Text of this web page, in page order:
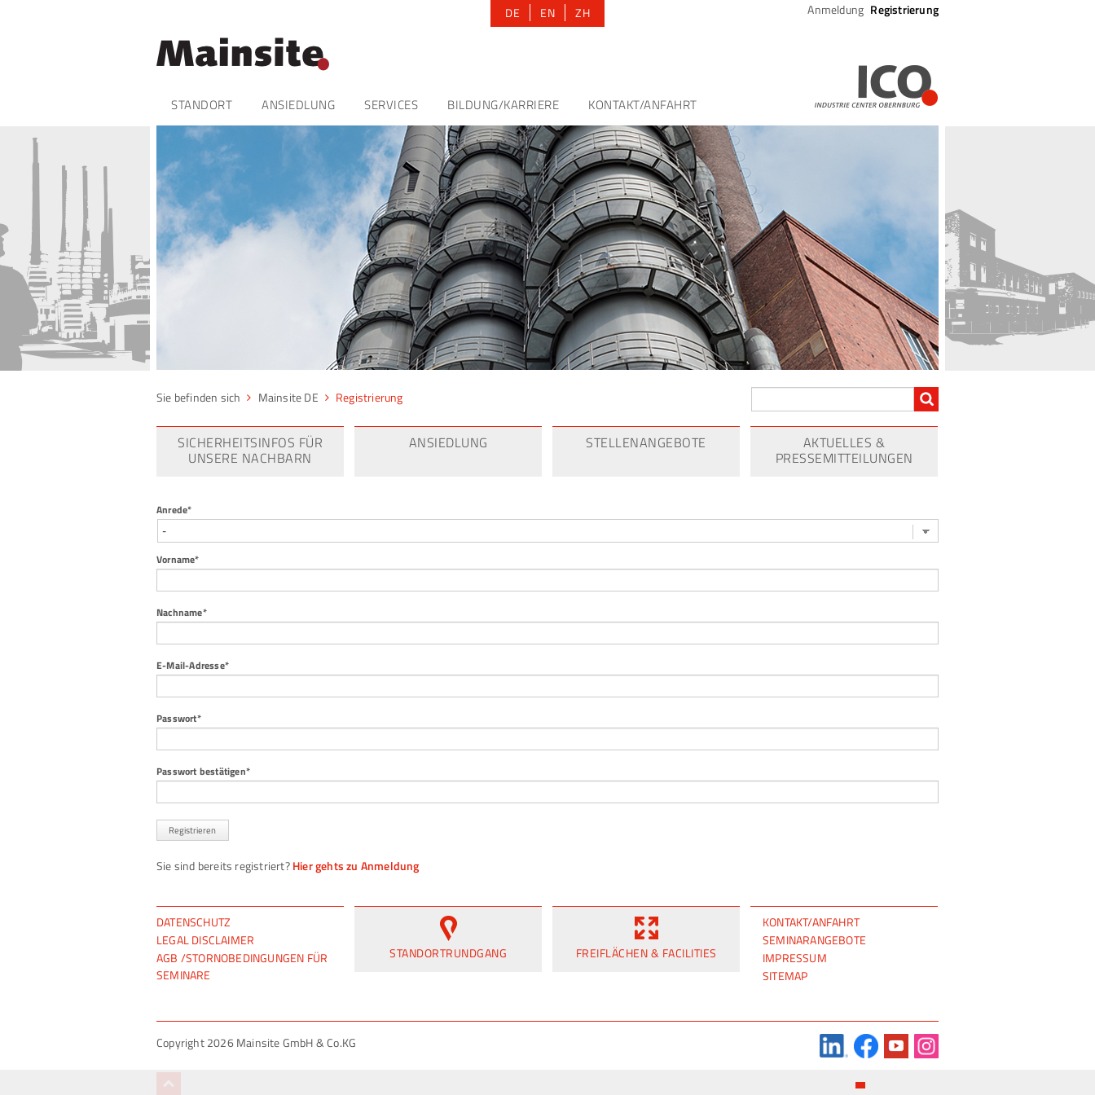
DE EN ZH Navigation
überspringen
Anmeldung Registrierung
überspringen
STANDORT ANSIEDLUNG SERVICES BILDUNG/KARRIERE KONTAKT/ANFAHRT
Mainsite DE Registrierung
SICHERHEITSINFOS FÜR
UNSERE NACHBARN
ANSIEDLUNG STELLENANGEBOTE AKTUELLES &
PRESSEMITTEILUNGEN
Pflichtfeld
Anrede*
Pflichtfeld
Vorname*
Pflichtfeld
Nachname*
Pflichtfeld
E-Mail-Adresse*
Pflichtfeld
Passwort*
Pflichtfeld
Passwort bestätigen*
Registrieren
Sie sind bereits registriert?Hier gehts zu Anmeldung
NAVIGATION
ÜBERSPRINGEN
DATENSCHUTZ
LEGAL DISCLAIMER
AGB /STORNOBEDINGUNGEN FÜR
SEMINARE
STANDORTRUNDGANG FREIFLÄCHEN & FACILITIES
NAVIGATION
ÜBERSPRINGEN
KONTAKT/ANFAHRT
SEMINARANGEBOTE
IMPRESSUM
SITEMAP
Copyright 2026 Mainsite GmbH & Co.KG